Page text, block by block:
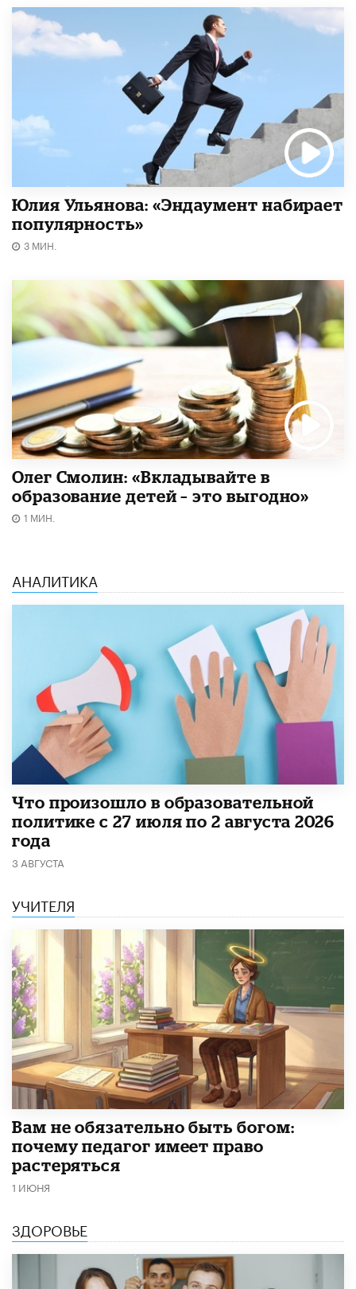
Юлия Ульянова: «Эндаумент набирает
популярность»
3 МИН.
Олег Смолин: «Вкладывайте в
образование детей – это выгодно»
1 МИН.
АНАЛИТИКА
​Что произошло в образовательной
политике с 27 июля по 2 августа 2026
года
3 АВГУСТА
УЧИТЕЛЯ
​Вам не обязательно быть богом:
почему педагог имеет право
растеряться
1 ИЮНЯ
ЗДОРОВЬЕ